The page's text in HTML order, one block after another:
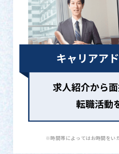
※時間帯によってはお時間をい